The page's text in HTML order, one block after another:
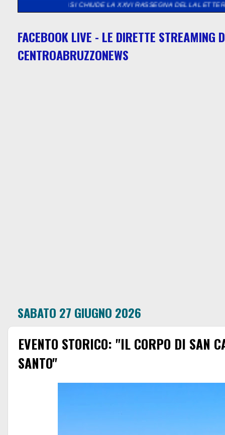
RASSEGNA DELLA LETTERA D’AMORE >> DA SULMONA A
FACEBOOK LIVE - LE DIRETTE STREAMING
CENTROABRUZZONEWS
SABATO 27 GIUGNO 2026
EVENTO STORICO: "IL CORPO DI SAN
SANTO"